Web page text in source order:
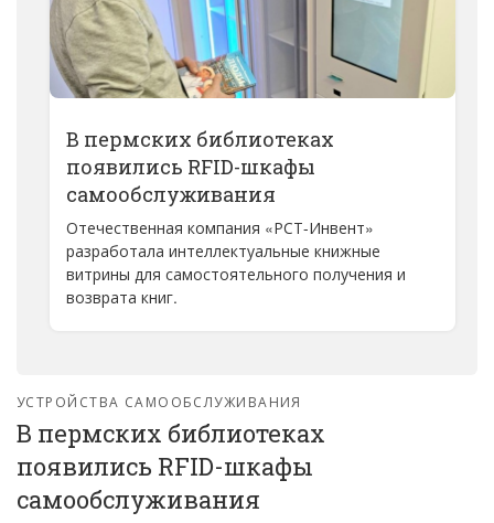
В пермских библиотеках
появились RFID-шкафы
самообслуживания
Отечественная компания «РСТ-Инвент»
разработала интеллектуальные книжные
витрины для самостоятельного получения и
возврата книг.
УСТРОЙСТВА САМООБСЛУЖИВАНИЯ
В пермских библиотеках
появились RFID-шкафы
самообслуживания